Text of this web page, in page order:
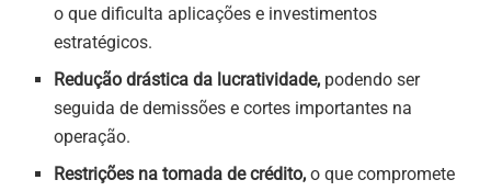
o que dificulta aplicações e investimentos
estratégicos.
Redução drástica da lucratividade, podendo ser
seguida de demissões e cortes importantes na
operação.
Restrições na tomada de crédito, o que compromete